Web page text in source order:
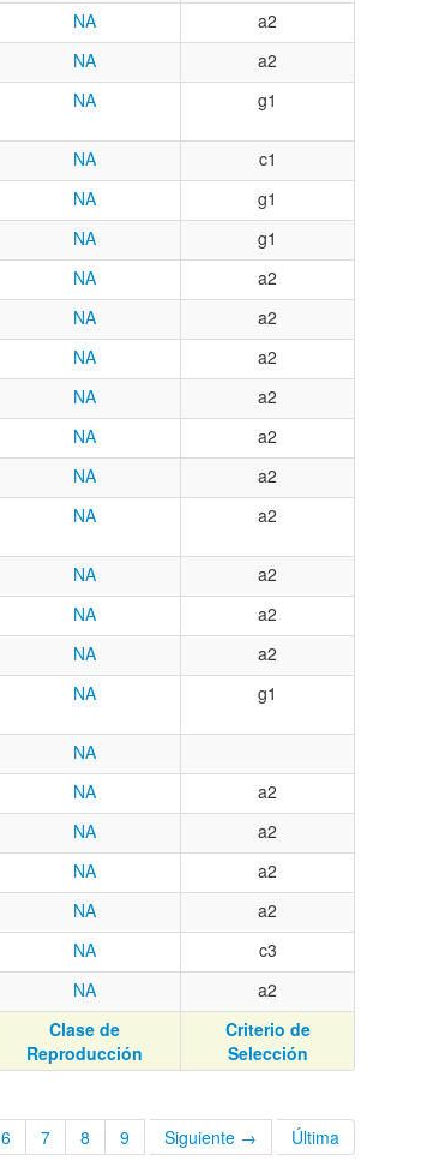
NA
a2
NA
a2
NA g1
NA
c1
NA
g1
NA
g1
NA
a2
NA
a2
NA
a2
NA
a2
NA
a2
NA
a2
NA a2
NA
a2
NA
a2
NA
a2
NA g1
NA
NA
a2
NA
a2
NA
a2
NA
a2
NA
c3
NA
a2
Clase de
Reproducción
Criterio de
Selección
6 7 8 9 Siguiente → Última